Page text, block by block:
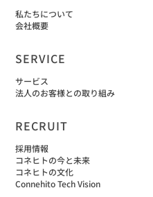
私たちについて
会社概要
SERVICE
サービス
法人のお客様との取り組み
RECRUIT
採用情報
コネヒトの今と未来
コネヒトの文化
Connehito Tech Vision